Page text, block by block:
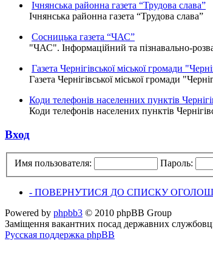
Ічнянська районна газета “Трудова слава”
Ічнянська районна газета “Трудова слава”
Сосницька газета “ЧАС”
"ЧАС". Інформаційний та пізнавально-
Газета Чернігівської міської громади
Газета Чернігівської міської громади
Коди телефонів населенних пунктів
Коди телефонів населених пунктів
Вход
Имя пользователя: Пароль:
- ПОВЕРНУТИСЯ ДО СПИСКУ
Powered by phpbb3 © 2010 phpBB Group
Заміщення вакантних посад державних
Русская поддержка phpBB